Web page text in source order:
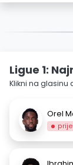
Ligue 1:
Klikni na glasinu
Orel
prije